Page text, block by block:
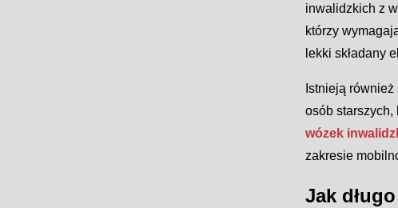
inwalidzkich z
którzy
lekki składany
Istnieją
osób starszych,
wózek
zakresie
Jak